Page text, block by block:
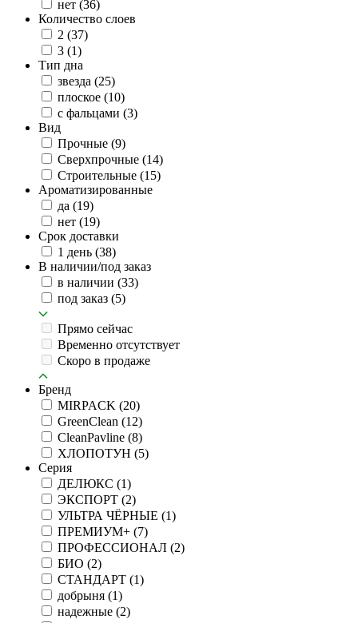
нет (36)
Количество слоев
2 (37)
3 (1)
Тип дна
звезда (25)
плоское (10)
с фальцами (3)
Вид
Прочные (9)
Сверхпрочные (14)
Строительные (15)
Ароматизированные
да (19)
нет (19)
Срок доставки
1 день (38)
В наличии/под заказ
в наличии (33)
под заказ (5)
Прямо сейчас
Временно отсутствует
Скоро в продаже
Бренд
MIRPACK (20)
GreenClean (12)
CleanPavline (8)
ХЛОПОТУН (5)
Серия
ДЕЛЮКС (1)
ЭКСПОРТ (2)
УЛЬТРА ЧЁРНЫЕ (1)
ПРЕМИУМ+ (7)
ПРОФЕССИОНАЛ (2)
БИО (2)
СТАНДАРТ (1)
добрыня (1)
надежные (2)